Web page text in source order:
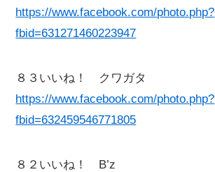
https://www.facebook.com/photo.php?
fbid=631271460223947
８３いいね！ クワガタ
https://www.facebook.com/photo.php?
fbid=632459546771805
８２いいね！ B’z